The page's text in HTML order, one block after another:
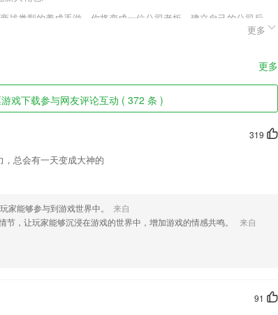
战类型的养成手游，你将变成一位公司老板，建立自己的公司后，
力，同样还会有邂逅各种各样美女，体验香艳人生，娶妻生子真实无
好的在线了解不同课程带来的轻松;
心说服家长吗？落伍啦，用上培优，您的1000多个学员每天都在为
息，短视频以及直播内容。
书。
密切相关的政务服务、公共服务、社会服务事项的移动政务服务平
用多种轻松的方法让学生加强记忆；
更多
更多
戏下载参与网友评论互动 ( 372 条 )
319
总会有一天变成大神的
家能够参与到游戏世界中。
来自
节，让玩家能够沉浸在游戏的世界中，增加游戏的情感共鸣。
来自
91